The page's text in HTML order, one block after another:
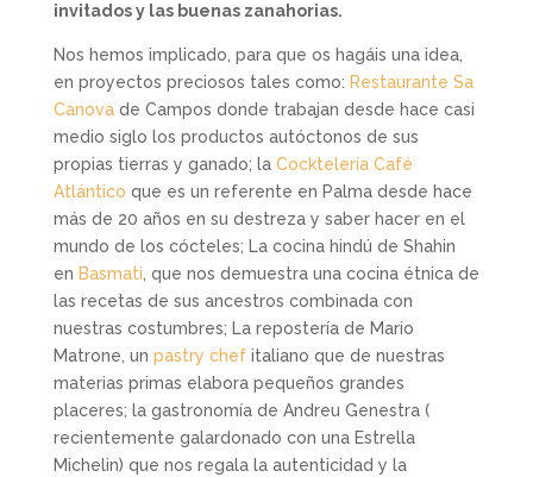
invitados y las buenas zanahorias.
Nos hemos implicado, para que os hagáis una idea,
en proyectos preciosos tales como: Restaurante Sa
Canovade Campos donde trabajan desde hace casi
medio siglo los productos autóctonos de sus
propias tierras y ganado; la Cocktelería Café
Atlántico que es un referente en Palma desde hace
más de 20 años en su destreza y saber hacer en el
mundo de los cócteles; La cocina hindú de Shahin
en Basmati, que nos demuestra una cocina étnica de
las recetas de sus ancestros combinada con
nuestras costumbres; La repostería de Mario
Matrone, un pastry chefitaliano que de nuestras
materias primas elabora pequeños grandes
placeres; la gastronomía de Andreu Genestra (
recientemente galardonado con una Estrella
Michelin) que nos regala la autenticidad y la